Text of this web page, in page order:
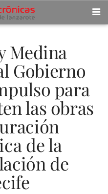
Medina
Gobierno
para
las obras
de la
de